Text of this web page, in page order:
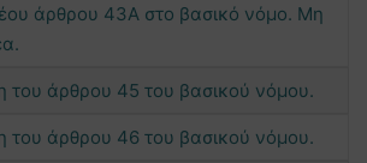
άρθρου 43Α στο βασικό νόμο. Μη
του άρθρου 45 του βασικού νόμου.
του άρθρου 46 του βασικού νόμου.